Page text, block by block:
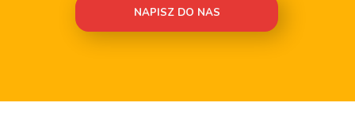
NAPISZ DO NAS